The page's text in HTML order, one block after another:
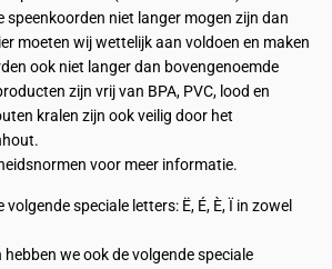
speenkoorden niet langer mogen zijn dan
moeten wij wettelijk aan voldoen en maken
ook niet langer dan bovengenoemde
zijn vrij van BPA, PVC, lood en
kralen zijn ook veilig door het
voor meer informatie.
speciale letters: Ë, É, È, Ï in zowel
we ook de volgende speciale